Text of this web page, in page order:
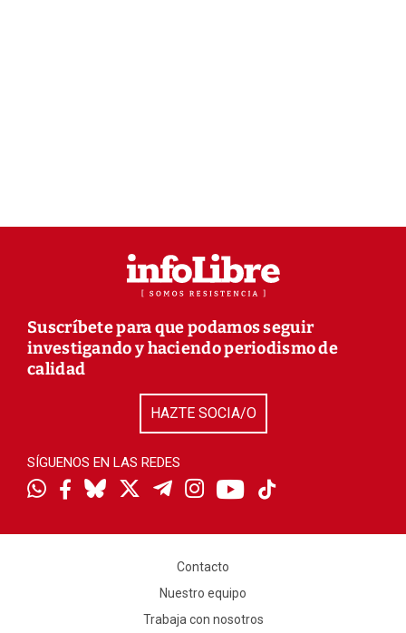
Suscríbete para que podamos seguir
investigando y haciendo periodismo de
calidad
HAZTE SOCIA/O
SÍGUENOS EN LAS REDES
Contacto
Nuestro equipo
Trabaja con nosotros